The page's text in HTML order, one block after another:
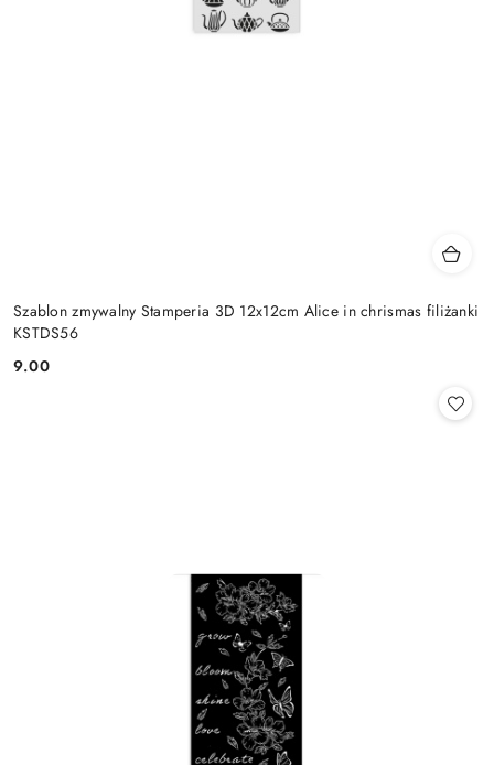
Szablon zmywalny Stamperia 3D 12x12cm Alice in chrismas filiżanki
KSTDS56
Cena:
9.00